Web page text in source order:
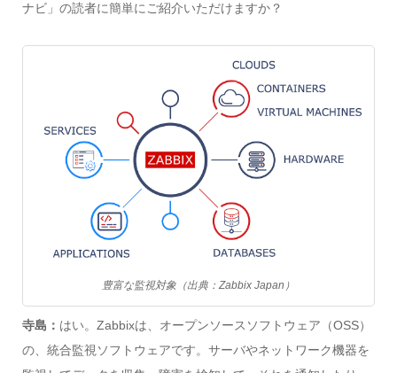
ナビ」の読者に簡単にご紹介いただけますか？
豊富な監視対象（出典：Zabbix Japan）
寺島： はい。Zabbixは、オープンソースソフトウェア（OSS）
の、統合監視ソフトウェアです。サーバやネットワーク機器を